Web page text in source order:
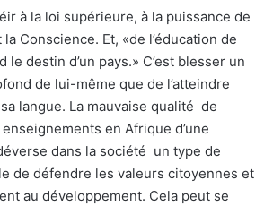
à la loi supérieure, à la puissance de
Conscience. Et, «de l’éducation de
le destin d’un pays.» C’est blesser un
de lui-même que de l’atteindre
langue. La mauvaise qualité de
en Afrique d’une
dans la société un type de
de défendre les valeurs citoyennes et
au développement. Cela peut se